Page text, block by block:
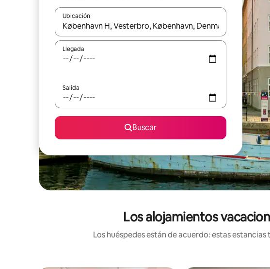
Ubicación
Cuando los resultados estén disponibles, podrás navegar usando
Llegada
Salida
Buscar
Los alojamientos
Los huéspedes están de acuerdo: estas